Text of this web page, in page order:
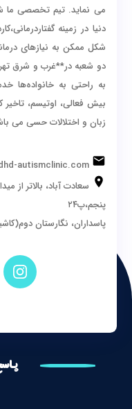
دنیا در زمینه
شکل ممکن به نیازهای
دو شعبه در**غرب و شرق
به راحتی به خانواده‌ها
بیش فعالی، اوتیسم، تاخیر
زبان و اختلالات حسی می
autismclinic.com
سعادت آباد، بالاتر از
پنجم،پ۲۴
پاسداران، نگارستان